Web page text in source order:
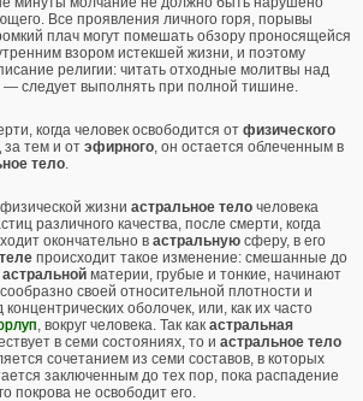
Все проявления личного горя, порывы
плач могут помешать обзору проносящейся
взором истекшей жизни, и поэтому
религии: читать отходные молитвы над
следует выполнять при полной тишине.
когда человек освободится от физического
за тем и от эфирного, он остается облеченным в
тело.
жизни астральное тело человека
различного качества, после смерти, когда
окончательно в астральную сферу, в его
происходит такое изменение: смешанные до
астральной материи, грубые и тонкие, начинают
своей относительной плотности и
оболочек, или, как их часто
, вокруг человека. Так как астральная
в семи состояниях, то и астральное тело
сочетанием из семи составов, в которых
заключенным до тех пор, пока распадение
покрова не освободит его.